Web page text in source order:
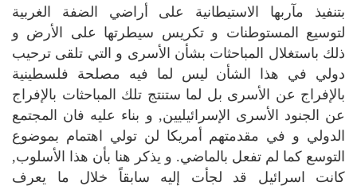
بتنفيذ مآربها الاستيطانية على أراضي الضفة الغربية
لتوسيع المستوطنات و تكريس سيطرتها على الأرض و
ذلك باستغلال المباحثات بشأن الأسرى و التي تلقى ترحيب
دولي في هذا الشأن ليس لما فيه مصلحة فلسطينية
بالإفراج عن الأسرى بل لما ستنتج تلك المباحثات بالإفراج
عن الجنود الأسرى الإسرائيليين, و بناء عليه فان المجتمع
الدولي و في مقدمتهم أمريكا لن تولي اهتمام بموضوع
التوسع كما لم تفعل بالماضي. و يذكر هنا بأن هذا الأسلوب,
كانت اسرائيل قد لجأت إليه سابقاً خلال ما يعرف